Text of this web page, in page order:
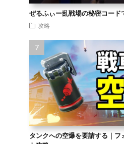
ぜるふぃー乱戦場の秘密コード
攻略
タンクへの空爆を要請する｜フ